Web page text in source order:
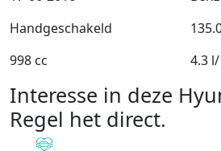
Handgeschakeld
998 cc
4.3
Interesse in deze
Regel het direct.